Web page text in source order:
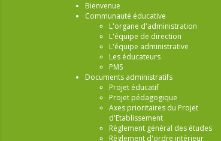
Bienvenue
Communauté éducative
L'organe d'administration
L'équipe de direction
L'équipe administrative
Les éducateurs
PMS
Documents administratifs
Projet éducatif
Projet pédagogique
Axes prioritaires du Projet
d'Etablissement
Règlement général des études
Règlement d'ordre intérieur